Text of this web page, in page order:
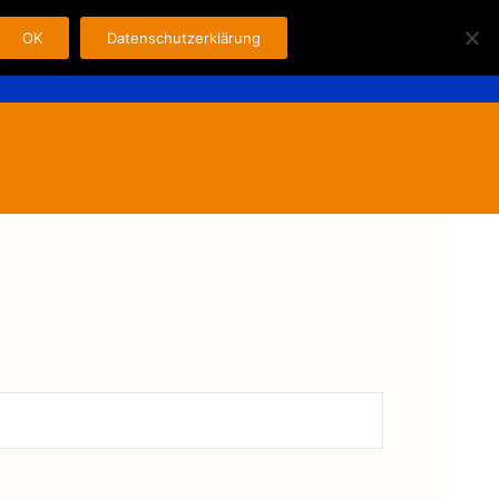
Fahrer Kontakt Impressum
for:
OK Datenschutzerklärung